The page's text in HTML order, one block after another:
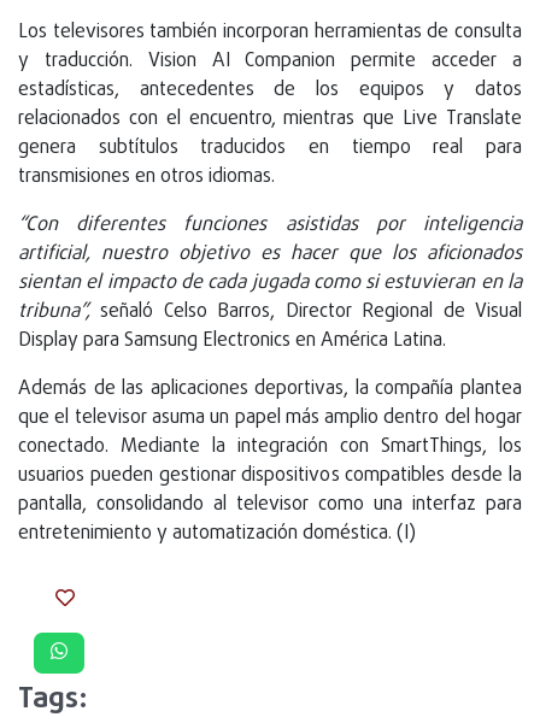
Los televisores también incorporan herramientas de consulta
y traducción. Vision AI Companion permite acceder a
estadísticas, antecedentes de los equipos y datos
relacionados con el encuentro, mientras que Live Translate
genera subtítulos traducidos en tiempo real para
transmisiones en otros idiomas.
“Con diferentes funciones asistidas por inteligencia
artificial, nuestro objetivo es hacer que los aficionados
sientan el impacto de cada jugada como si estuvieran en la
tribuna”,señaló Celso Barros, Director Regional de Visual
Display para Samsung Electronics en América Latina.
Además de las aplicaciones deportivas, la compañía plantea
que el televisor asuma un papel más amplio dentro del hogar
conectado. Mediante la integración con SmartThings, los
usuarios pueden gestionar dispositivos compatibles desde la
pantalla, consolidando al televisor como una interfaz para
entretenimiento y automatización doméstica. (I)
Tags: